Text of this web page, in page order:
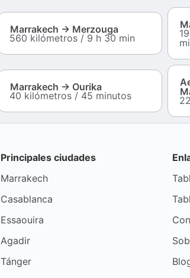
Marrakech → Merzouga
560 kilómetros / 9 h 30 min
Marrakech → Ourika
40 kilómetros / 45 minutos
Principales ciudades
Marrakech
Casablanca
Essaouira
Agadir
Tánger